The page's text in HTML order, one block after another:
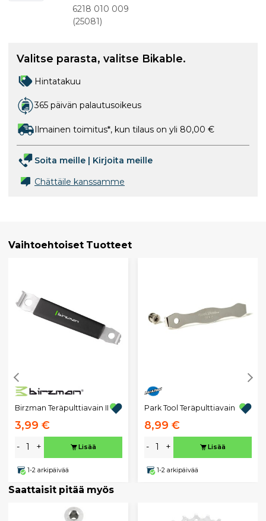
11-
vaihteinen
6218 010 009
(25081)
Valitse parasta, valitse Bikable.
Hintatakuu
365 päivän palautusoikeus
Ilmainen toimitus*, kun tilaus on yli 80,00 €
Soita meille | Kirjoita meille
Chättäile kanssamme
Vaihtoehtoiset Tuotteet
Birzman Teräpulttiavain II
3,99 €
- + Lisää
1-2 arkipäivää
Park Tool Teräpulttiavain
8,99 €
- + Lisää
1-2 arkipäivää
Saattaisit pitää myös